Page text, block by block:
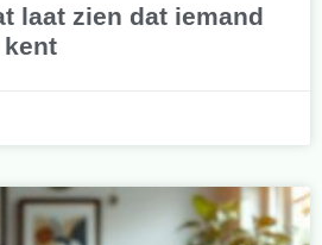
laat zien dat iemand